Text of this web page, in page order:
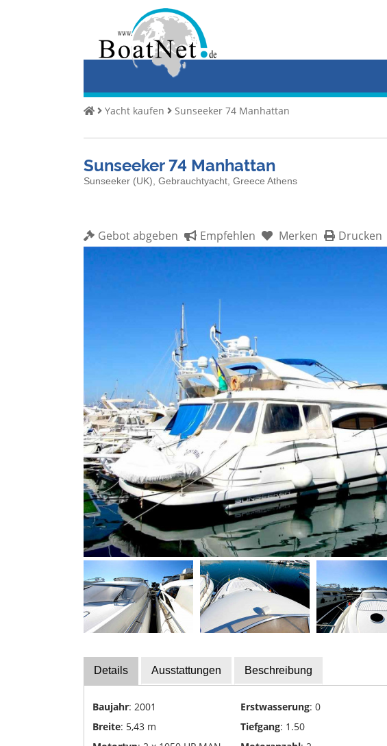
Verkäufer
Auktionen
Yachtmakler
Messekalender
Sachverständige
Segel-
Sportbootschulen
Versicherungen
Yacht-
Recycling
Entsorgung
Yachttransporte
Yachtwerften
Yacht kaufen Sunseeker 74 Manhattan
Sunseeker 74 Manhattan
Sunseeker (UK), Gebrauchtyacht, Greece Athens
Gebot abgeben Empfehlen Merken Drucken
Details Ausstattungen Beschreibung
Baujahr: 2001 Erstwasserung: 0
Breite: 5,43 m Tiefgang: 1.50